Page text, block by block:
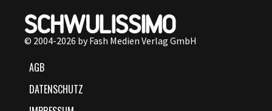
© 2004-2026 by Fash Medien Verlag GmbH
AGB
DATENSCHUTZ